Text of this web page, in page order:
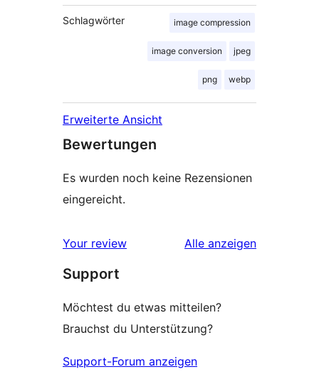
Schlagwörter image compression
image conversion jpeg
png webp
Erweiterte Ansicht
Bewertungen
Es wurden noch keine Rezensionen
eingereicht.
Your review Alle Rezensionen
anzeigen
Support
Möchtest du etwas mitteilen?
Brauchst du Unterstützung?
Support-Forum anzeigen